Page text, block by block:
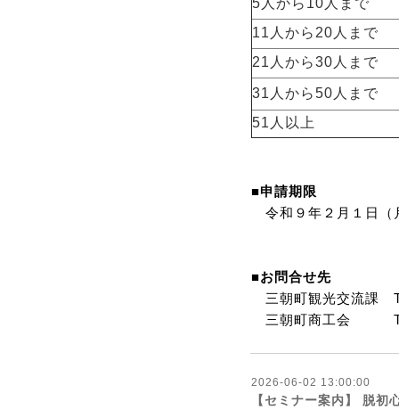
5人から10人まで
11人から20人まで
21人から30人まで
31人から50人まで
51人以上
■申請期限
令和９年２月１日（
■お問合せ先
三朝町観光交流課
三朝町商工会
2026-06-02 13:00:00
【セミナー案内】 脱